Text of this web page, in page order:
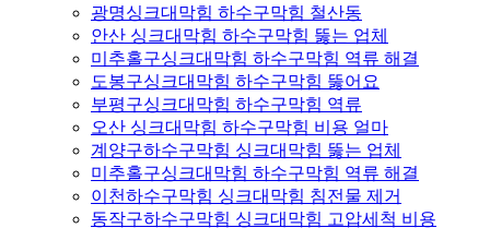
광명싱크대막힘 하수구막힘 철산동
안산 싱크대막힘 하수구막힘 뚫는 업체
미추홀구싱크대막힘 하수구막힘 역류 해결
도봉구싱크대막힘 하수구막힘 뚫어요
부평구싱크대막힘 하수구막힘 역류
오산 싱크대막힘 하수구막힘 비용 얼마
계양구하수구막힘 싱크대막힘 뚫는 업체
미추홀구싱크대막힘 하수구막힘 역류 해결
이천하수구막힘 싱크대막힘 침전물 제거
동작구하수구막힘 싱크대막힘 고압세척 비용